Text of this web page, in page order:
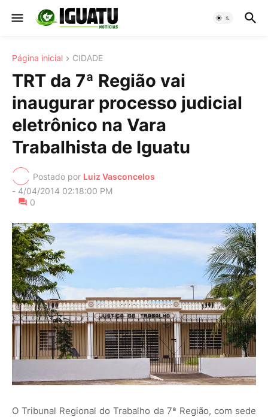
Página inicial CIDADE
TRT da 7ª Região vai
inaugurar processo judicial
eletrônico na Vara
Trabalhista de Iguatu
Postado por Luiz Vasconcelos
- 4/04/2014 02:18:00 PM
0
O Tribunal Regional do Trabalho da 7ª Região, com sede